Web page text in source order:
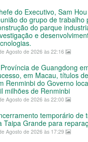
do Executivo, Sam
do grupo de trabalho
do parque
e
Agosto de 2026 às 22:16
de Guangdong
em Macau, títulos
Renminbi do Governo
milhões de Renminbi
Agosto de 2026 às 22:00
temporário de
Taipa Grande para
Agosto de 2026 às 17:29